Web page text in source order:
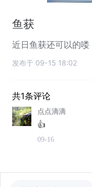
鱼获
近日鱼获还可以的喽
发布于 09-15 18:02
共1条评论
点点滴滴
👍
09-16